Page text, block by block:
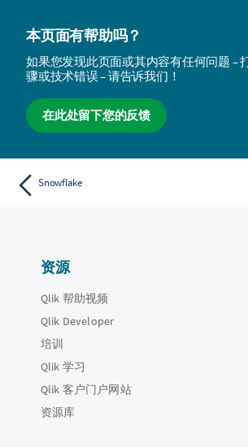
本页面有帮助吗？
如果您发现此页面或其内容有任何问题 –
骤或技术错误 – 请告诉我们！
在此处留下您的反馈
Snowflake
资源
Qlik 帮助视频
Qlik Developer
培训
Qlik 学习
Qlik 客户门户网站
资源库